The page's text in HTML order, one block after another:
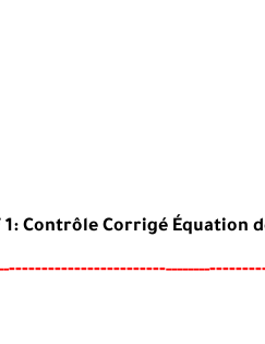
1: Contrôle Corrigé Équation
--------------------------------